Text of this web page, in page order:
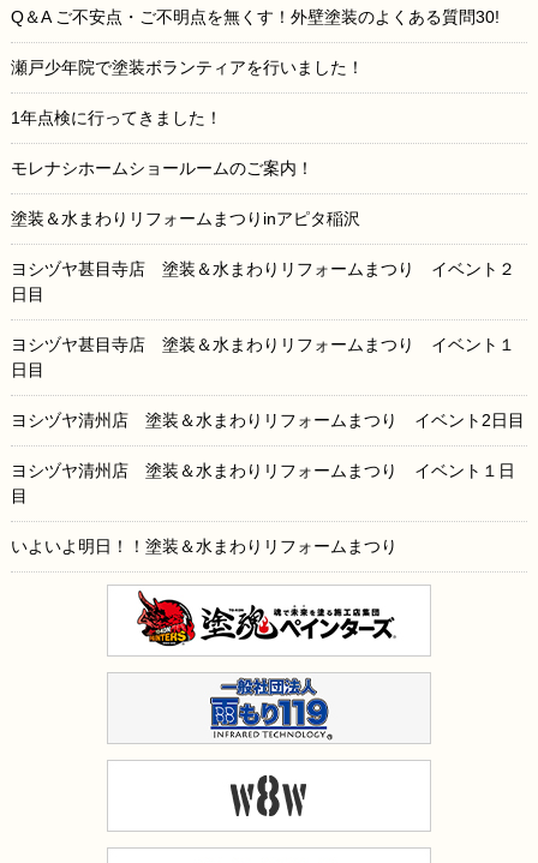
Q＆A ご不安点・ご不明点を無くす！外壁塗装のよくある質問30!
瀬戸少年院で塗装ボランティアを行いました！
1年点検に行ってきました！
モレナシホームショールームのご案内！
塗装＆水まわりリフォームまつりinアピタ稲沢
ヨシヅヤ甚目寺店 塗装＆水まわりリフォームまつり イベント２
日目
ヨシヅヤ甚目寺店 塗装＆水まわりリフォームまつり イベント１
日目
ヨシヅヤ清州店 塗装＆水まわりリフォームまつり イベント2日目
ヨシヅヤ清州店 塗装＆水まわりリフォームまつり イベント１日
目
いよいよ明日！！塗装＆水まわりリフォームまつり